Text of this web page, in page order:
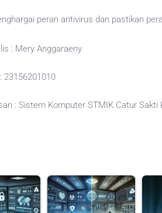
peran antivirus dan pastikan
: Mery Anggaraeny
23156201010
: Sistem Komputer STMIK Catur Sakti